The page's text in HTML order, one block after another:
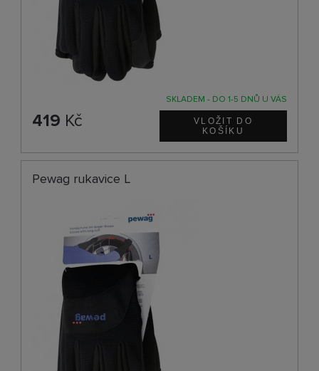
SKLADEM - DO 1-5 DNŮ U VÁS
419 Kč
Pewag rukavice L